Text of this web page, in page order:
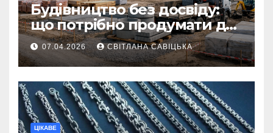
Будівництво без досвіду:
що потрібно продумати до
першої доставки на
ділянку
07.04.2026 СВІТЛАНА САВІЦЬКА
ЦІКАВЕ